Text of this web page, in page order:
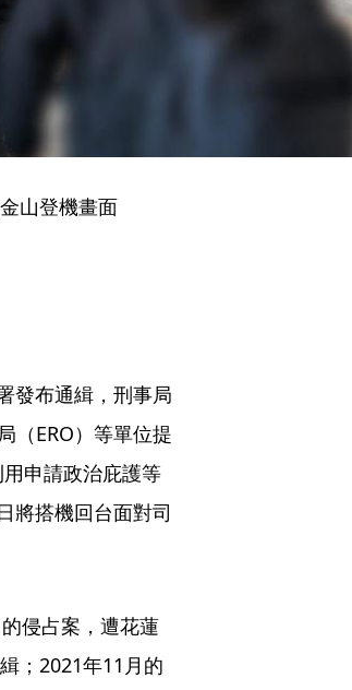
山登機畫面
發布通緝，刑事局
（ERO）等單位提
申請政治庇護等
將搭機回台面對司
侵占案，遭花蓮
；2021年11月的